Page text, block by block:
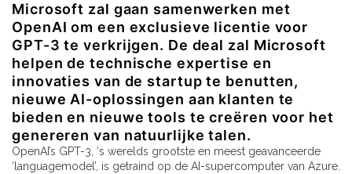
Microsoft zal gaan samenwerken met
OpenAI om een ​​exclusieve licentie voor
GPT-3 te verkrijgen. De deal zal Microsoft
helpen de technische expertise en
innovaties van de startup te benutten,
nieuwe AI-oplossingen aan klanten te
bieden en nieuwe tools te creëren voor het
genereren van natuurlijke talen.
OpenAI’s GPT-3, ‘s werelds grootste en meest geavanceerde
‘languagemodel’, is getraind op de AI-supercomputer van Azure.